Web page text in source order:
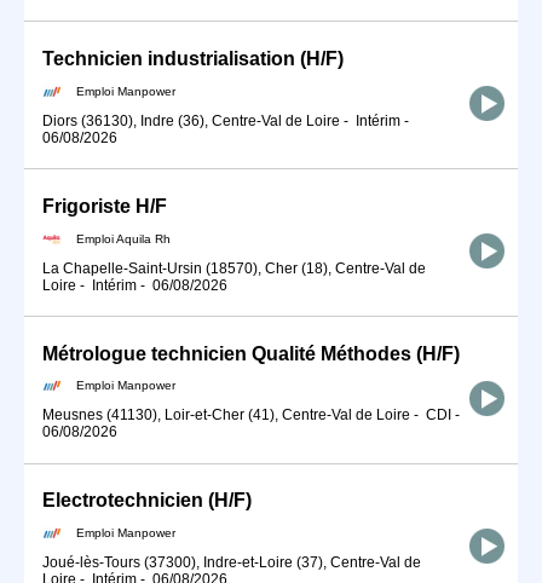
Technicien industrialisation (H/F)
Emploi Manpower
Diors (36130), Indre (36), Centre-Val de Loire - Intérim -
06/08/2026
Frigoriste H/F
Emploi Aquila Rh
La Chapelle-Saint-Ursin (18570), Cher (18), Centre-Val de
Loire - Intérim - 06/08/2026
Métrologue technicien Qualité Méthodes (H/F)
Emploi Manpower
Meusnes (41130), Loir-et-Cher (41), Centre-Val de Loire - CDI -
06/08/2026
Electrotechnicien (H/F)
Emploi Manpower
Joué-lès-Tours (37300), Indre-et-Loire (37), Centre-Val de
Loire - Intérim - 06/08/2026